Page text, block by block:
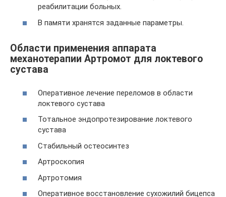
реабилитации больных.
В памяти хранятся заданные параметры.
Области применения аппарата
механотерапии Артромот для локтевого
сустава
Оперативное лечение переломов в области
локтевого сустава
Тотальное эндопротезирование локтевого
сустава
Стабильный остеосинтез
Артроскопия
Артротомия
Оперативное восстановление сухожилий бицепса